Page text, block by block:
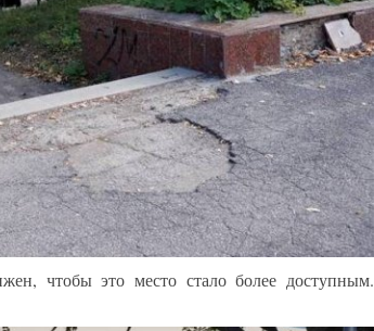
чтобы это место стало более доступным.